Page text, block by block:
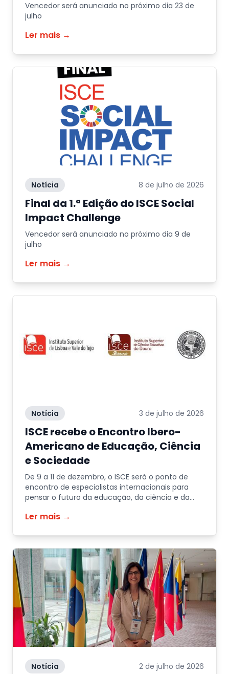
Vencedor será anunciado no próximo dia 23 de
julho
Ler mais →
Notícia 8 de julho de 2026
Final da 1.ª Edição do ISCE Social
Impact Challenge
Vencedor será anunciado no próximo dia 9 de
julho
Ler mais →
Notícia 3 de julho de 2026
ISCE recebe o Encontro Ibero-
Americano de Educação, Ciência
e Sociedade
De 9 a 11 de dezembro, o ISCE será o ponto de
encontro de especialistas internacionais para
pensar o futuro da educação, da ciência e da
Ler mais →
Notícia 2 de julho de 2026